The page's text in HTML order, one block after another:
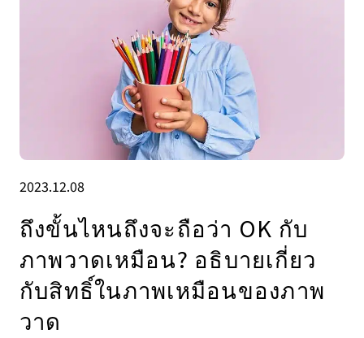
2023.12.08
ถึงขั้นไหนถึงจะถือว่า OK กับ
ภาพวาดเหมือน? อธิบายเกี่ยว
กับสิทธิ์ในภาพเหมือนของภาพ
วาด